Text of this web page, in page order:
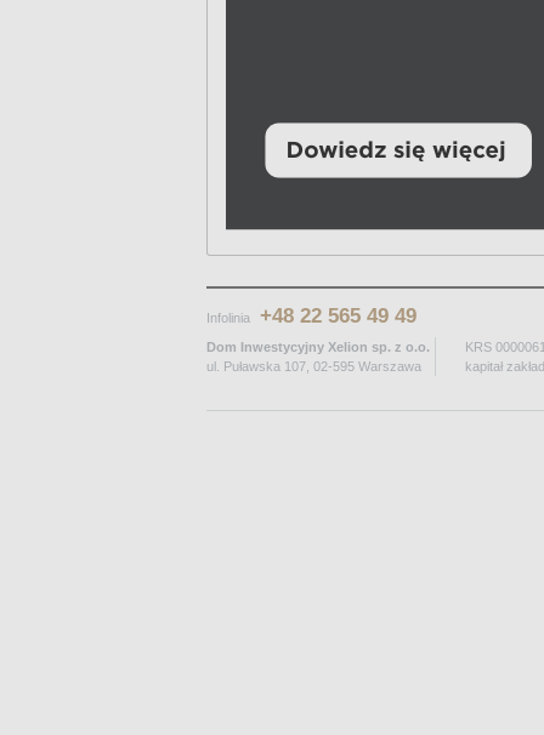
Infolinia +48 22 565 49 49
Dom Inwestycyjny Xelion sp. z o.o.
ul. Puławska 107, 02-595 Warszawa
KRS
kapitał